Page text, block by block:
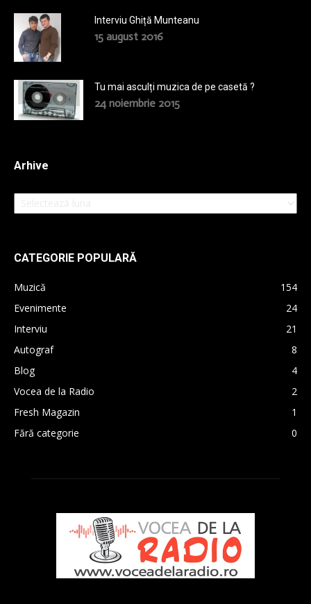
Interviu Ghiță Munteanu
15 august 2016
Tu mai asculți muzica de pe casetă ?
24 noiembrie 2015
Arhive
Arhive
CATEGORIE POPULARĂ
Muzică
154
Evenimente
24
Interviu
21
Autograf
8
Blog
4
Vocea de la Radio
2
Fresh Magazin
1
Fără categorie
0